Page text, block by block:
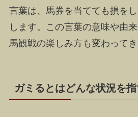
言葉は、馬券を当てても損を
します。この言葉の意味や由
馬観戦の楽しみ方も変わってき
ガミるとはどんな状況を